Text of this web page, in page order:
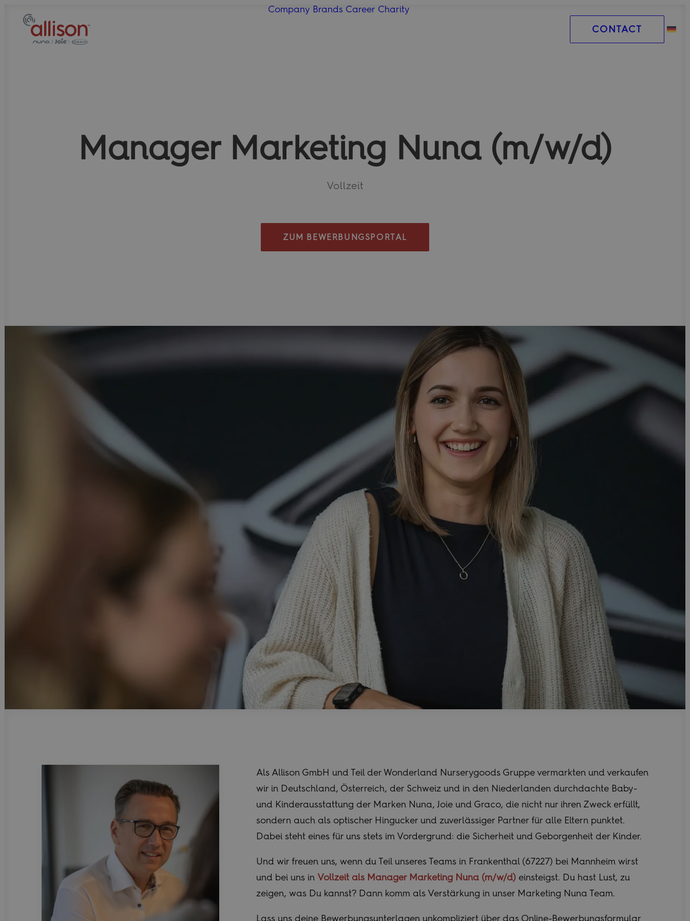
Company Brands Career Charity
CONTACT
Manager Marketing Nuna (m/w/d)
Vollzeit
ZUM BEWERBUNGSPORTAL
Als Allison GmbH und Teil der Wonderland Nurserygoods Gruppe vermarkten und verkaufen
wir in Deutschland, Österreich, der Schweiz und in den Niederlanden durchdachte Baby-
und Kinderausstattung der Marken Nuna, Joie und Graco, die nicht nur ihren Zweck erfüllt,
sondern auch als optischer Hingucker und zuverlässiger Partner für alle Eltern punktet.
Dabei steht eines für uns stets im Vordergrund: die Sicherheit und Geborgenheit der Kinder.
Und wir freuen uns, wenn du Teil unseres Teams in Frankenthal (67227) bei Mannheim wirst
und bei uns in Vollzeit als Manager Marketing Nuna (m/w/d) einsteigst. Du hast Lust, zu
zeigen, was Du kannst? Dann komm als Verstärkung in unser Marketing Nuna Team.
Lass uns deine Bewerbungsunterlagen unkompliziert über das Online-Bewerbungsformular